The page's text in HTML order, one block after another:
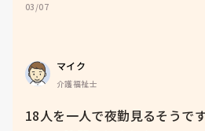
03/07
マイク
介護福祉士
18人を一人で夜勤見るそうで